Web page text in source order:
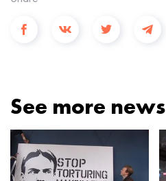
See more news